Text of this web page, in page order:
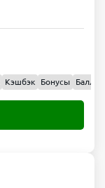
Кэшбэк Бонусы Баллы